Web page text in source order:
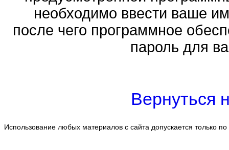
необходимо ввести ваше
после чего программное
пароль для
Вернуться
Использование любых материалов с сайта допускается только